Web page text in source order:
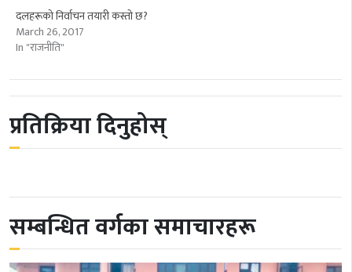
दलहरूको निर्वाचन तयारी कस्तो छ?
March 26, 2017
In "राजनीति"
प्रतिक्रिया दिनुहोस्
सम्बन्धित वर्गका समाचारहरू